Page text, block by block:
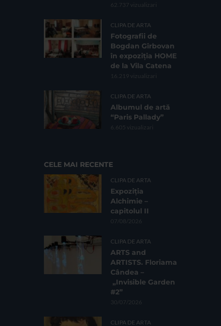
62.737 vizualizari
CLIPA DE ARTA
Fotografii de
Bogdan Gîrbovan
în expoziția HOME
de la Vila Catena
16.219 vizualizari
CLIPA DE ARTA
Albumul de artă
“Paris Pallady”
6.605 vizualizari
CELE MAI RECENTE
CLIPA DE ARTA
Expoziția
Alchimie –
capitolul II
07/08/2026
CLIPA DE ARTA
ARTS and
ARTISTS. Floriama
Cândea –
„Invisible Garden
#2”
30/07/2026
CLIPA DE ARTA